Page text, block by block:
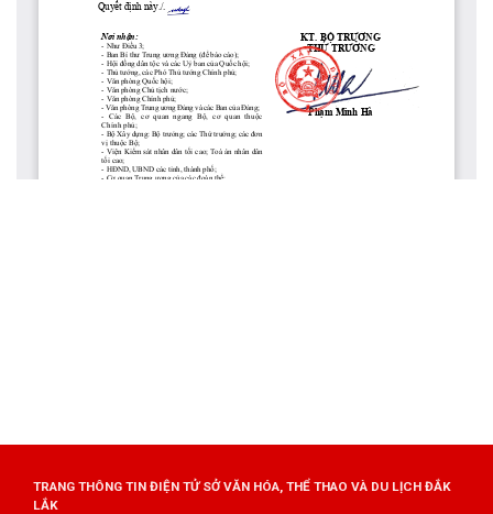
TRANG THÔNG TIN ĐIỆN TỬ SỞ VĂN HÓA, THỂ THAO VÀ DU LỊCH ĐẮK
LẮK